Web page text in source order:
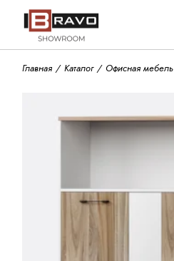
Главная Каталог Офисная мебель